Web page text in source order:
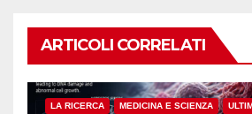
ARTICOLI CORRELATI
LA RICERCA MEDICINA E SCIENZA